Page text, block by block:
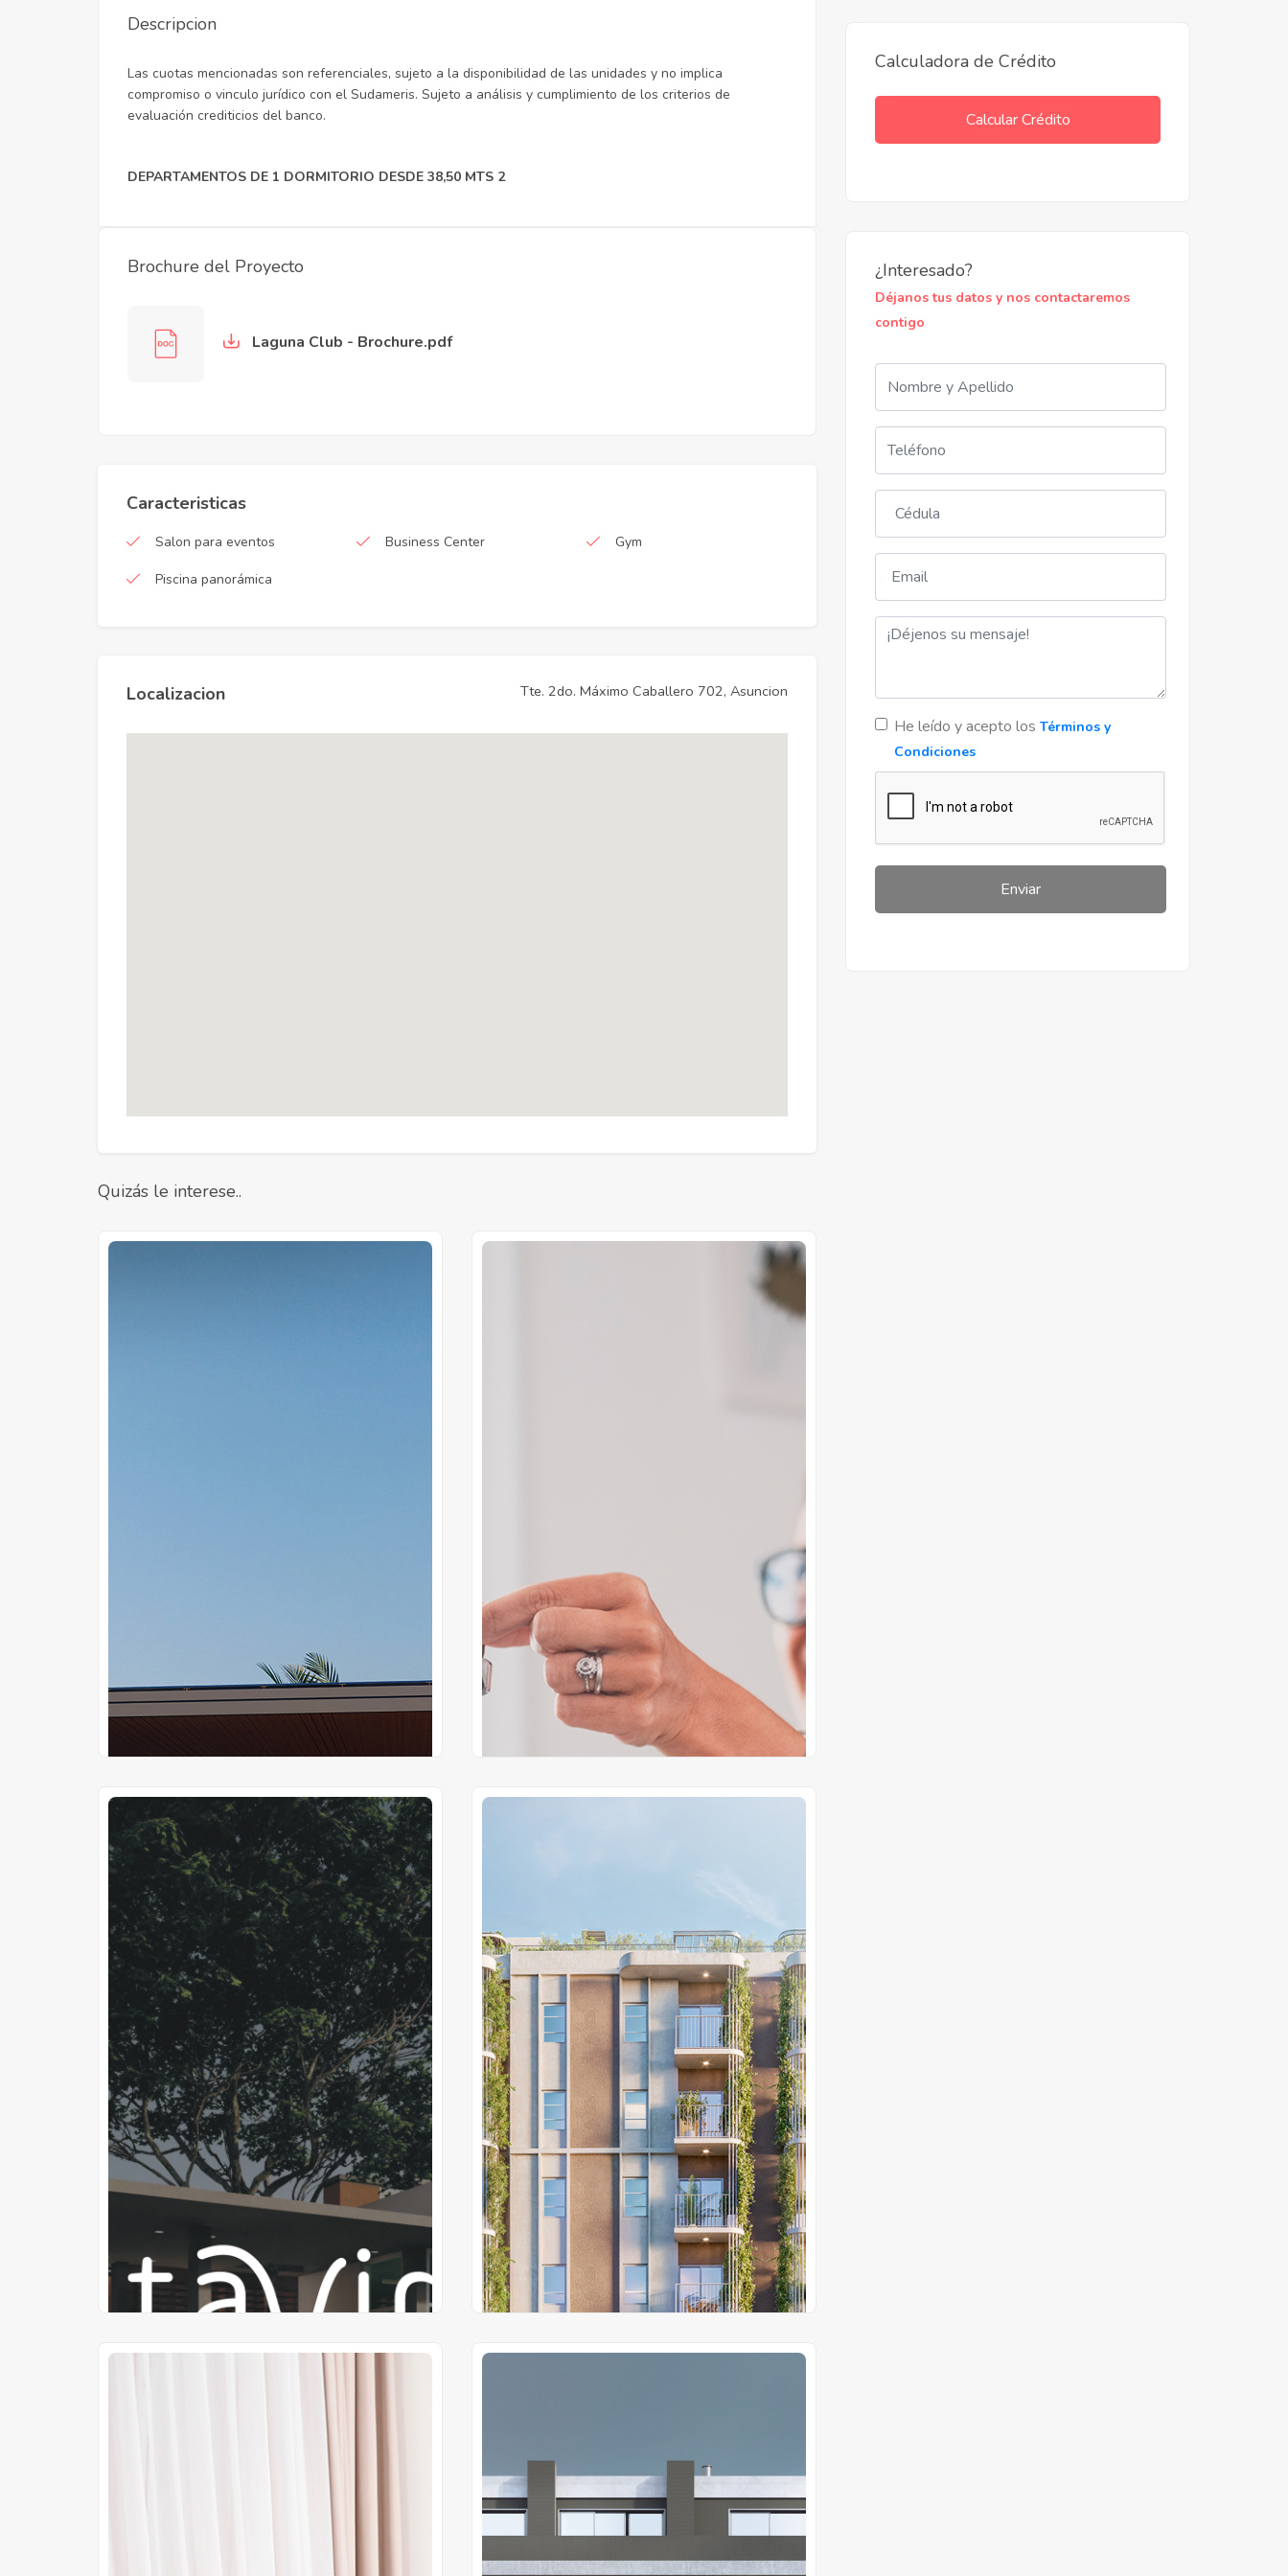
Descripcion
Las cuotas mencionadas son referenciales, sujeto a la disponibilidad de las unidades y no implica
compromiso o vinculo jurídico con el Sudameris. Sujeto a análisis y cumplimiento de los criterios de
evaluación crediticios del banco.
DEPARTAMENTOS DE 1 DORMITORIO DESDE 38,50 MTS 2
Brochure del Proyecto
Laguna Club - Brochure.pdf
Caracteristicas
Salon para eventos Business Center Gym
Piscina panorámica
Localizacion Tte. 2do. Máximo Caballero 702, Asuncion
Quizás le interese..
Proyectos Terminados
Pirarenda
Ubicado en Itacorá, Distrito de Mayor Martínez,
Departamento de Ñeembucú.
Precio desdeGs 157.900.000
Gs 2.540.000
10 años de plazo
Cotizá la unidad de tus sueños
Mi Primera Vivienda
Elegí donde quieras vivir
Precio desde
Gs 30.000.000
Gs 255.000
Calculadora de Crédito
Calcular Crédito
¿Interesado?
Déjanos tus datos y nos contactaremos
contigo
He leído y acepto los Términos y
Condiciones
Enviar